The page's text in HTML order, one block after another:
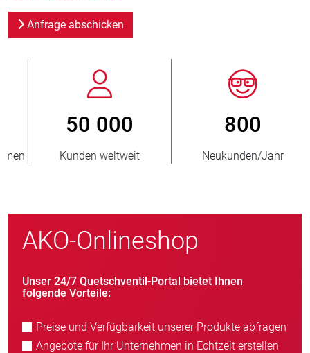
Anfrage abschicken
800
Neukunden/Jahr
> 3 500 000
verkaufte Einheiten
AKO-Onlineshop
Unser 24/7 Quetschventil-Portal bietet Ihnen
folgende Vorteile:
Preise und Verfügbarkeit unserer Produkte abfragen
Angebote für Ihr Unternehmen in Echtzeit erstellen